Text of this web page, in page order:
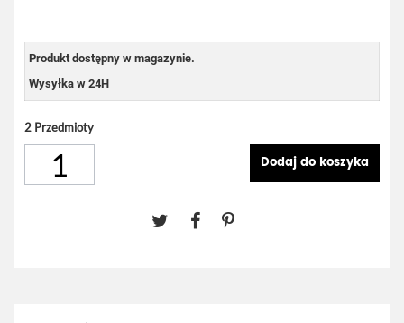
Produkt dostępny w magazynie.
Wysyłka w 24H
2 Przedmioty
Dodaj do koszyka